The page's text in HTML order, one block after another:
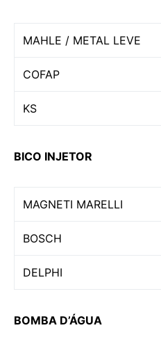
MAHLE / METAL LEVE
COFAP
KS
BICO INJETOR
MAGNETI MARELLI
BOSCH
DELPHI
BOMBA D’ÁGUA